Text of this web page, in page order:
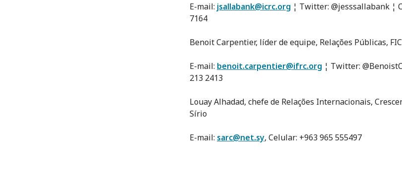
E-mail: jsallabank@icrc.org ¦ Twitter: @jesssallabank ¦
7164
Benoit Carpentier, líder de equipe, Relações Públicas,
E-mail: benoit.carpentier@ifrc.org ¦ Twitter:
213 2413
Louay Alhadad, chefe de Relações Internacionais,
Sírio
E-mail: sarc@net.sy, Celular: +963 965 555497